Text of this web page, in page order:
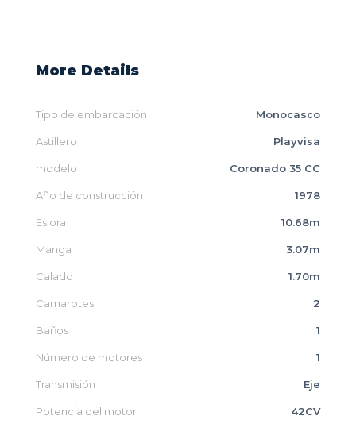
More Details
Tipo de embarcación Monocasco
Astillero Playvisa
modelo Coronado 35 CC
Año de construcción 1978
Eslora 10.68m
Manga 3.07m
Calado 1.70m
Camarotes 2
Baños 1
Número de motores 1
Transmisión Eje
Potencia del motor 42CV